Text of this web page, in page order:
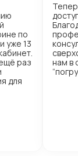
по
уже 13
раз
для
нам в